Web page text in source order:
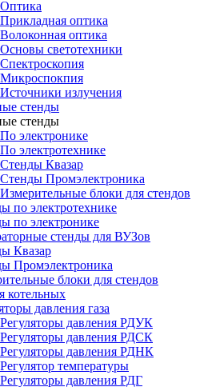
Оптика
Прикладная оптика
Волоконная оптика
Основы светотехники
Спектроскопия
Микроспокпия
Источники излучения
стенды
стенды
По электронике
По электротехнике
Стенды Квазар
Стенды Промэлектроника
Измерительные блоки для стендов
по электротехнике
по электронике
стенды для ВУЗов
Квазар
Промэлектроника
блоки для стендов
котельных
давления газа
Регуляторы давления РДУК
Регуляторы давления РДСК
Регуляторы давления РДНК
Регулятор температуры
Регуляторы давления РДГ